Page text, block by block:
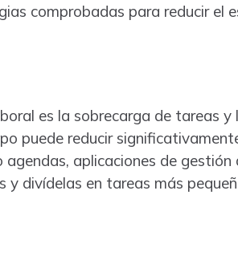
comprobadas para reducir el
es la sobrecarga de tareas
puede reducir
aplicaciones de
divídelas en tareas más